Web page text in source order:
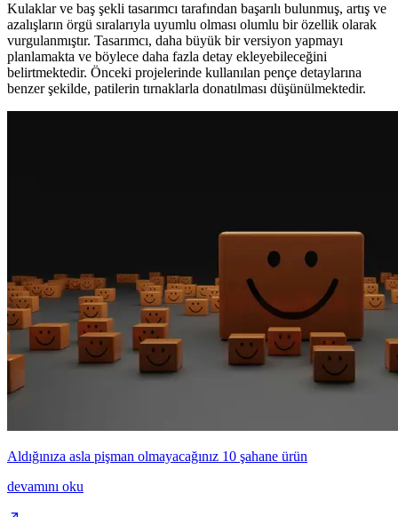
Kulaklar ve baş şekli tasarımcı tarafından başarılı bulunmuş, artış ve
azalışların örgü sıralarıyla uyumlu olması olumlu bir özellik olarak
vurgulanmıştır. Tasarımcı, daha büyük bir versiyon yapmayı
planlamakta ve böylece daha fazla detay ekleyebileceğini
belirtmektedir. Önceki projelerinde kullanılan pençe detaylarına
benzer şekilde, patilerin tırnaklarla donatılması düşünülmektedir.
Aldığınıza asla pişman olmayacağınız 10 şahane ürün
devamını oku